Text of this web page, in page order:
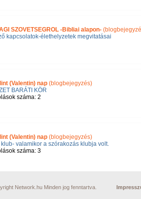
SZOVETSEGROL -Bibliai alapon-
kapcsolatok-élethelyzetek megvitatásai
(Valentin) nap (blogbejegyzés)
BARÁTI KÖR
száma: 2
(Valentin) nap (blogbejegyzés)
klub- valamikor a szórakozás klubja volt.
száma: 3
Network.hu Minden jog fenntartva.